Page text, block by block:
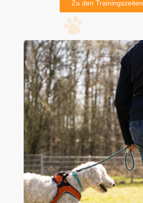
Zu den Trainingszeiten